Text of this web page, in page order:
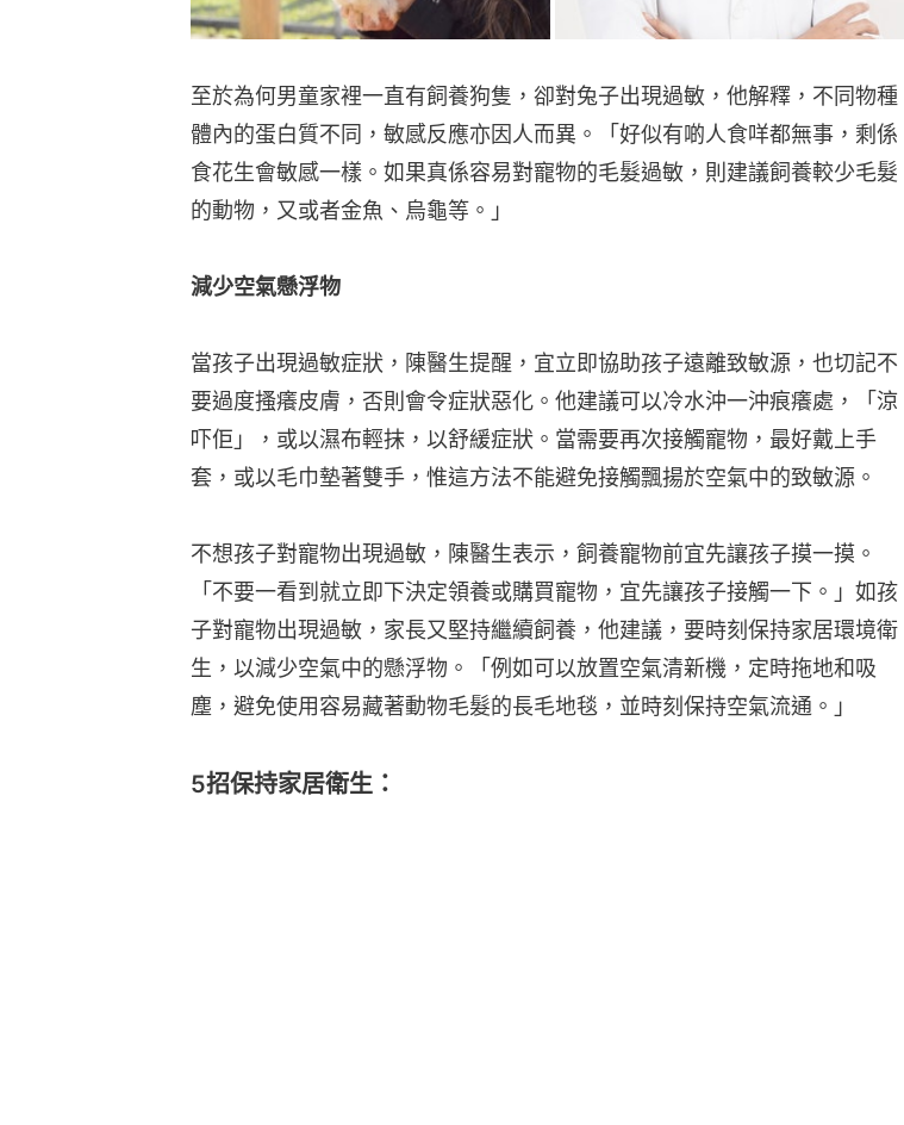
至於為何男童家裡一直有飼養狗隻，卻對兔子出現過敏，他解釋，不同物種
體內的蛋白質不同，敏感反應亦因人而異。「好似有啲人食咩都無事，剩係
食花生會敏感一樣。如果真係容易對寵物的毛髮過敏，則建議飼養較少毛髮
的動物，又或者金魚、烏龜等。」
減少空氣懸浮物
當孩子出現過敏症狀，陳醫生提醒，宜立即協助孩子遠離致敏源，也切記不
要過度搔癢皮膚，否則會令症狀惡化。他建議可以冷水沖一沖痕癢處，「涼
吓佢」，或以濕布輕抹，以舒緩症狀。當需要再次接觸寵物，最好戴上手
套，或以毛巾墊著雙手，惟這方法不能避免接觸飄揚於空氣中的致敏源。
不想孩子對寵物出現過敏，陳醫生表示，飼養寵物前宜先讓孩子摸一摸。
「不要一看到就立即下決定領養或購買寵物，宜先讓孩子接觸一下。」如孩
子對寵物出現過敏，家長又堅持繼續飼養，他建議，要時刻保持家居環境衛
生，以減少空氣中的懸浮物。「例如可以放置空氣清新機，定時拖地和吸
塵，避免使用容易藏著動物毛髮的長毛地毯，並時刻保持空氣流通。」
5招保持家居衛生：